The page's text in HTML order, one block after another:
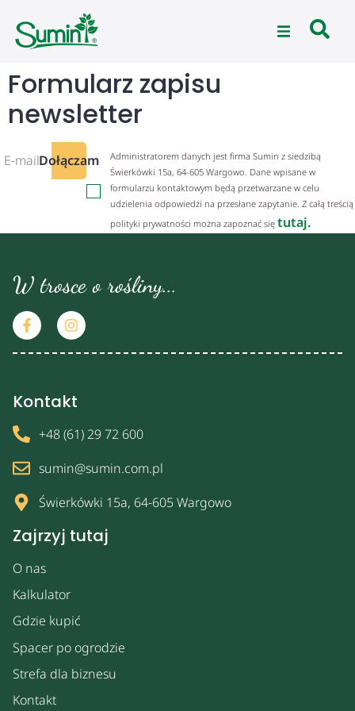
Formularz zapisu
newsletter
Dołączam
Administratorem danych jest firma Sumin z siedzibą
Świerkówki 15a, 64-605 Wargowo. Dane wpisane w
formularzu kontaktowym będą przetwarzane w celu
udzielenia odpowiedzi na przesłane zapytanie. Z całą treścią
polityki prywatności można zapoznać siętutaj.
W trosce o rośliny...
Zajrzyj tutaj
O nas
Kalkulator
Gdzie kupić
Spacer po ogrodzie
Strefa dla biznesu
Kontakt
Kontakt
+48 (61) 29 72 600
sumin@sumin.com.pl
Świerkówki 15a, 64-605 Wargowo